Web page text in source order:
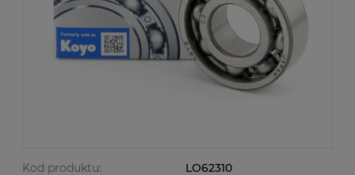
Kod produktu:
LO62310